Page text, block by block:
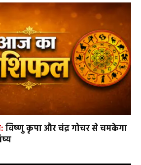
विष्णु कृपा और चंद्र गोचर से चमकेगा